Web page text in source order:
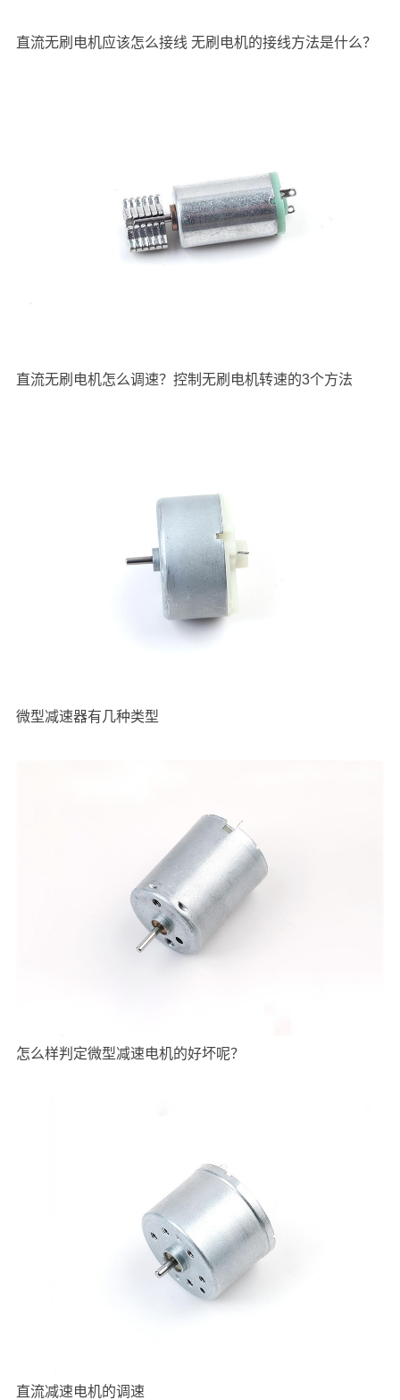
直流无刷电机应该怎么接线 无刷电机的接线方法是什么？
直流无刷电机怎么调速？控制无刷电机转速的3个方法
微型减速器有几种类型
怎么样判定微型减速电机的好坏呢？
直流减速电机的调速